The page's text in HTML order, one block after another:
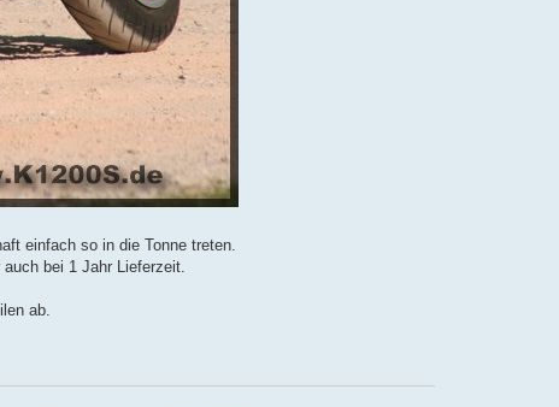
einfach so in die Tonne treten.
bei 1 Jahr Lieferzeit.
ab.